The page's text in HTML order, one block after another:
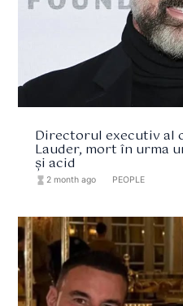
Directorul executiv al
Lauder, mort în urma
și acid
hourglass_full 2 month ago PEOPLE